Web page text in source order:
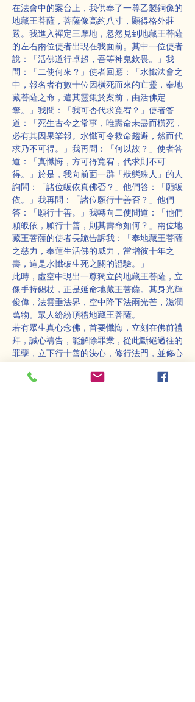
在法會中的案台上，我供奉了一尊乙製銅像的
地藏王菩薩，菩薩像高約八寸，顯得格外莊
嚴。我進入禪定三摩地，忽然見到地藏王菩薩
的左右兩位使者出現在我面前。其中一位使者
說：「活佛道行卓超，吾等神鬼欽畏。」我
問：「二使何來？」使者回應：「水懺法會之
中，報名者有數十位因橫死而來的亡靈，奉地
藏菩薩之命，遣其靈集於案前，由活佛定
奪。」我問：「我可否代求寬宥？」使者答
道：「死生古今之常事，唯壽命未盡而橫死，
必有其因果業報。水懺可令救命趨避，然而代
求乃不可得。」我再問：「何以故？」使者答
道：「真懺悔，方可得寬宥，代求則不可
得。」於是，我向前面一群「狀態殊人」的人
詢問：「諸位皈依真佛否？」他們答：「願皈
依。」我再問：「諸位願行十善否？」他們
答：「願行十善。」我轉向二使問道：「他們
願皈依，願行十善，則其壽命如何？」兩位地
藏王菩薩的使者長跪告訴我：「奉地藏王菩薩
之慈力，奉蓮生活佛的威力，當增彼十年之
壽，這是水懺破生死之關的證驗。」
此時，虛空中現出一尊獨立的地藏王菩薩，立
像手持錫杖，正是延命地藏王菩薩。其身光輝
俊偉，法雲垂法界，空中降下法雨光芒，滋潤
萬物。眾人紛紛頂禮地藏王菩薩。
若有眾生真心念佛，首要懺悔，立刻在佛前禮
拜，誠心禱告，能解除罪業，從此斷絕過往的
罪孽，立下行十善的決心，修行法門，並修心
在水懺法會中，我第三次進入禪定三摩地，隨